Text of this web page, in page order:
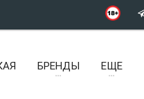
БРЕНДЫ ЕЩЕ